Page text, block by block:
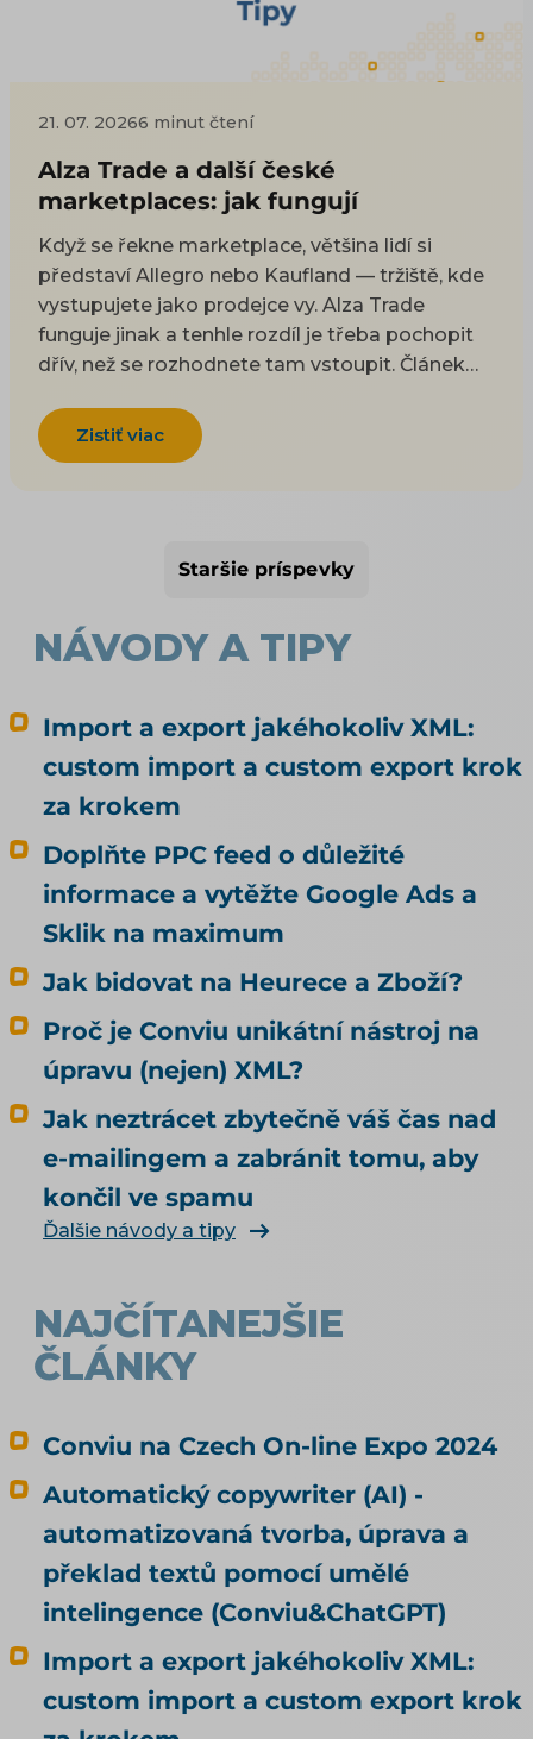
21. 07. 20266 minut čtení
Alza Trade a další české
marketplaces: jak fungují
Když se řekne marketplace, většina lidí si
představí Allegro nebo Kaufland — tržiště, kde
vystupujete jako prodejce vy. Alza Trade
funguje jinak a tenhle rozdíl je třeba pochopit
dřív, než se rozhodnete tam vstoupit. Článek
čím se liší od klasického marketplace, jaké
klade nároky a kam jinam se dá doma a na
samostatných článcích; tady jde o Alzu a další
Zistiť viac
Staršie príspevky
NÁVODY A TIPY
Import a export jakéhokoliv XML:
custom import a custom export krok
za krokem
Doplňte PPC feed o důležité
informace a vytěžte Google Ads a
Sklik na maximum
Jak bidovat na Heurece a Zboží?
Proč je Conviu unikátní nástroj na
úpravu (nejen) XML?
Jak neztrácet zbytečně váš čas nad
e-mailingem a zabránit tomu, aby
končil ve spamu
Ďalšie návody a tipy
NAJČÍTANEJŠIE
ČLÁNKY
Conviu na Czech On-line Expo 2024
Automatický copywriter (AI) -
automatizovaná tvorba, úprava a
překlad textů pomocí umělé
intelingence (Conviu&ChatGPT)
Import a export jakéhokoliv XML:
custom import a custom export krok